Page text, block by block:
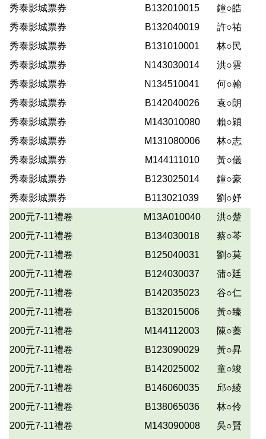
秀泰影城票券
B132010015
鐘○皓
秀泰影城票券
B132040019
許○祐
秀泰影城票券
B131010001
林○民
秀泰影城票券
N143030014
洪○雲
秀泰影城票券
N134510041
何○翰
秀泰影城票券
B142040026
袁○朗
秀泰影城票券
M143010080
賴○穎
秀泰影城票券
M131080006
林○志
秀泰影城票券
M144111010
黃○儀
秀泰影城票券
B123025014
鐘○豪
秀泰影城票券
B113021039
劉○妤
200元7-11禮卷
M13A010040
洪○楚
200元7-11禮卷
B134030018
蔡○芩
200元7-11禮卷
B125040031
劉○莫
200元7-11禮卷
B124030037
蒲○廷
200元7-11禮卷
B142035023
谷○仁
200元7-11禮卷
B132015006
黃○臻
200元7-11禮卷
M144112003
陳○蓁
200元7-11禮卷
B123090029
黃○昇
200元7-11禮卷
B142025002
童○竣
200元7-11禮卷
B146060035
邱○綾
200元7-11禮卷
B138065036
林○伶
200元7-11禮卷
M143090008
吳○賢